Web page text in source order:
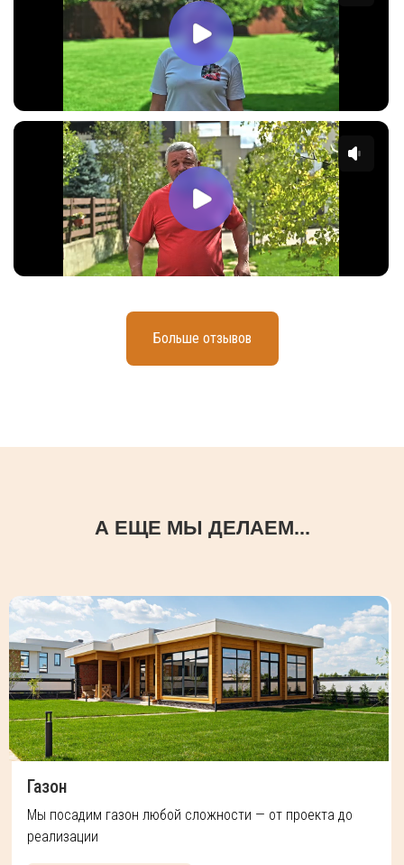
Больше отзывов
А ЕЩЕ МЫ ДЕЛАЕМ...
Мы посадим газон любой сложности — от проекта до
реализации
Газон